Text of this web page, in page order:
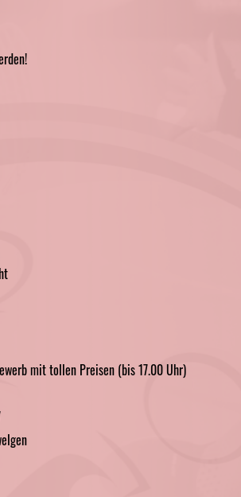
mit tollen Preisen (bis 17.00 Uhr)